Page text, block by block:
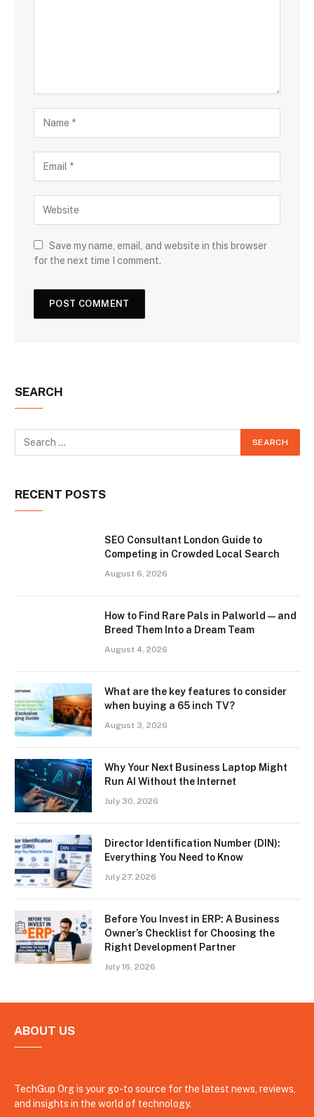
Save my name, email, and website in this browser
for the next time I comment.
SEARCH
RECENT POSTS
SEO Consultant London Guide to
Competing in Crowded Local Search
August 6, 2026
How to Find Rare Pals in Palworld — and
Breed Them Into a Dream Team
August 4, 2026
What are the key features to consider
when buying a 65 inch TV?
August 3, 2026
Why Your Next Business Laptop Might
Run AI Without the Internet
July 30, 2026
Director Identification Number (DIN):
Everything You Need to Know
July 27, 2026
Before You Invest in ERP: A Business
Owner’s Checklist for Choosing the
Right Development Partner
July 16, 2026
ABOUT US
TechGup Org is your go-to source for the latest news, reviews,
and insights in the world of technology.